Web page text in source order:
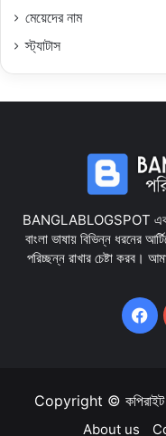
মেয়েদের নাম
স্ট্যাটাস
BANGLABLOGSPOT একটি
বাংলা ভাষায় বিভিন্ন ধরনের
পরিচ্ছন্ন রাখার চেষ্টা করব।
Copyright © কপিরাইট
About us